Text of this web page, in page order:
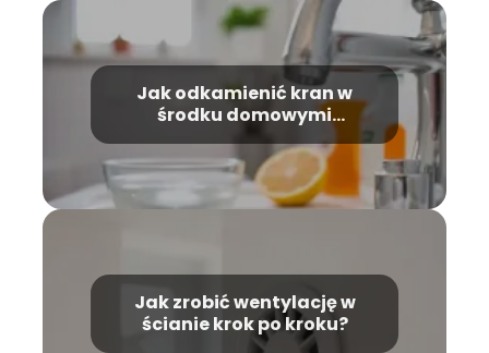
Jak odkamienić kran w
środku domowymi
Jak zrobić wentylację w
ścianie krok po kroku?